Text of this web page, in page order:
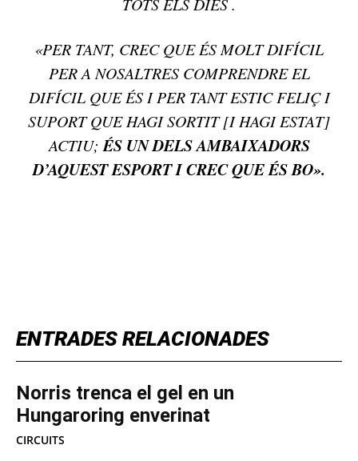
ENTRADES RELACIONADES
Norris trenca el gel en un
Hungaroring enverinat
CIRCUITS
«PER TANT, CREC QUE ÉS MOLT DIFÍCIL
PER A NOSALTRES COMPRENDRE EL
DIFÍCIL QUE ÉS I PER TANT ESTIC FELIÇ I
SUPORT QUE HAGI SORTIT [I HAGI ESTAT]
ACTIU; ÉS UN DELS AMBAIXADORS
D’AQUEST ESPORT I CREC QUE ÉS BO».